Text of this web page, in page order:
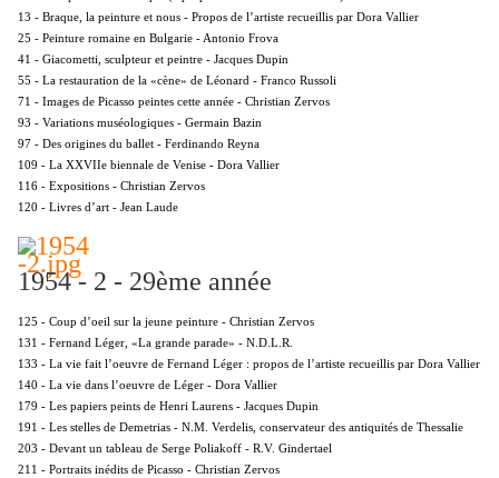
13 - Braque, la peinture et nous - Propos de l’artiste recueillis par Dora Vallier
25 - Peinture romaine en Bulgarie - Antonio Frova
41 - Giacometti, sculpteur et peintre - Jacques Dupin
55 - La restauration de la «cène» de Léonard - Franco Russoli
71 - Images de Picasso peintes cette année - Christian Zervos
93 - Variations muséologiques - Germain Bazin
97 - Des origines du ballet - Ferdinando Reyna
109 - La XXVIIe biennale de Venise - Dora Vallier
116 - Expositions - Christian Zervos
120 - Livres d’art - Jean Laude
1954 - 2 - 29ème année
125 - Coup d’oeil sur la jeune peinture - Christian Zervos
131 - Fernand Léger, «La grande parade» - N.D.L.R.
133 - La vie fait l’oeuvre de Fernand Léger : propos de l’artiste recueillis par Dora Vallier
140 - La vie dans l’oeuvre de Léger - Dora Vallier
179 - Les papiers peints de Henri Laurens - Jacques Dupin
191 - Les stelles de Demetrias - N.M. Verdelis, conservateur des antiquités de Thessalie
203 - Devant un tableau de Serge Poliakoff - R.V. Gindertael
211 - Portraits inédits de Picasso - Christian Zervos